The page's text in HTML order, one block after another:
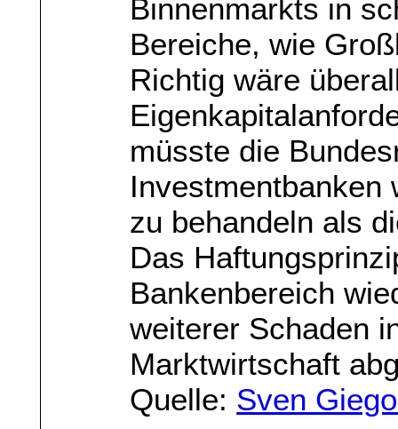
Binnenmarkts in
Bereiche, wie
Richtig wäre
müsste die
Investmentbanken
zu behandeln als
Das
Bankenbereich
weiterer Schaden
Marktwirtschaft
Quelle: Sven